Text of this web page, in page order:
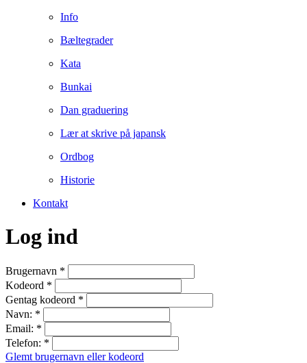
Info
Bæltegrader
Kata
Bunkai
Dan graduering
Lær at skrive på japansk
Ordbog
Historie
Kontakt
Log ind
Brugernavn *
Kodeord *
Gentag kodeord *
Navn: *
Email: *
Telefon: *
Glemt brugernavn eller kodeord